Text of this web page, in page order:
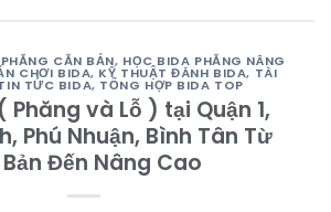
CĂN BẢN, HỌC BIDA PHĂNG NÂNG
CHƠI BIDA, KỸ THUẬT ĐÁNH BIDA, TÀI
TỨC BIDA, TỔNG HỢP BIDA TOP
Phăng và Lỗ ) tại Quận 1,
Phú Nhuận, Bình Tân Từ
Đến Nâng Cao